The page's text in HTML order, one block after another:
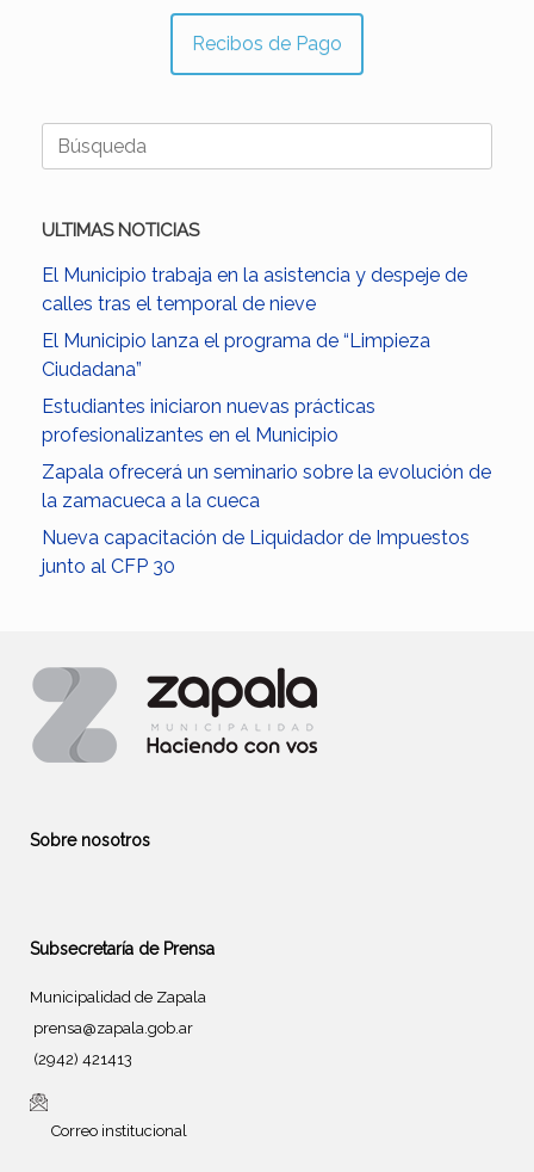
Recibos de Pago
Buscar:
ULTIMAS NOTICIAS
El Municipio trabaja en la asistencia y despeje de
calles tras el temporal de nieve
El Municipio lanza el programa de “Limpieza
Ciudadana”
Estudiantes iniciaron nuevas prácticas
profesionalizantes en el Municipio
Zapala ofrecerá un seminario sobre la evolución de
la zamacueca a la cueca
Nueva capacitación de Liquidador de Impuestos
junto al CFP 30
Sobre nosotros
Subsecretaría de Prensa
Municipalidad de Zapala
prensa@zapala.gob.ar
(2942) 421413
Correo institucional